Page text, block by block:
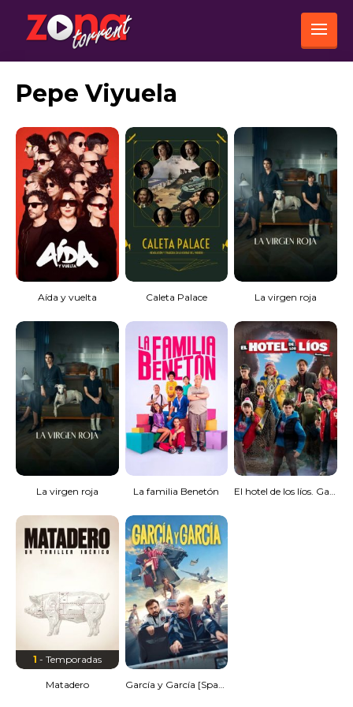
Pepe Viyuela
Aída y vuelta Caleta Palace La virgen roja
La virgen roja La familia Benetón
1 - Temporadas
Matadero García y García [Spanish]